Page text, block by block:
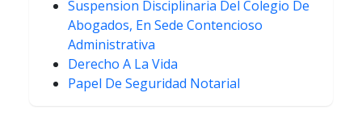
Suspension Disciplinaria Del Colegio De
Abogados, En Sede Contencioso
Administrativa
Derecho A La Vida
Papel De Seguridad Notarial